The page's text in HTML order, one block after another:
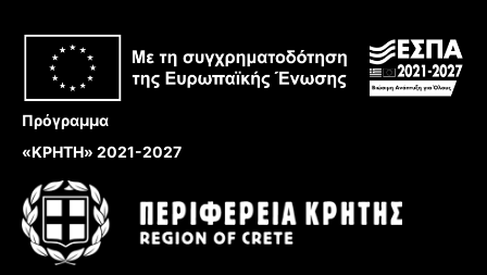
Πρόγραμμα
«ΚΡΗΤΗ» 2021-2027